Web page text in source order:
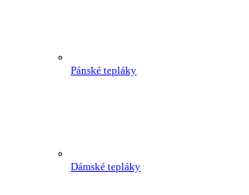
Pánské tepláky
Dámské tepláky